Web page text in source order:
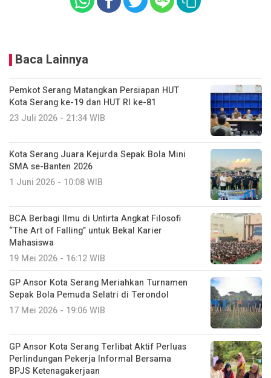
Baca Lainnya
Pemkot Serang Matangkan Persiapan HUT
Kota Serang ke-19 dan HUT RI ke-81
23 Juli 2026 - 21:34 WIB
Kota Serang Juara Kejurda Sepak Bola Mini
SMA se-Banten 2026
1 Juni 2026 - 10:08 WIB
BCA Berbagi Ilmu di Untirta Angkat Filosofi
“The Art of Falling” untuk Bekal Karier
Mahasiswa
19 Mei 2026 - 16:12 WIB
GP Ansor Kota Serang Meriahkan Turnamen
Sepak Bola Pemuda Selatri di Terondol
17 Mei 2026 - 19:06 WIB
GP Ansor Kota Serang Terlibat Aktif Perluas
Perlindungan Pekerja Informal Bersama
BPJS Ketenagakerjaan